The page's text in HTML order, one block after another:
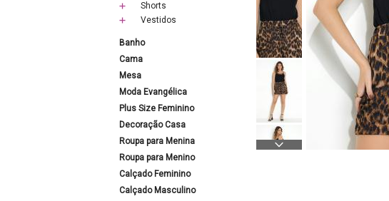
Shorts
Vestidos
Banho
Cama
Mesa
Moda Evangélica
Plus Size Feminino
Decoração Casa
Roupa para Menina
Roupa para Menino
Calçado Feminino
Calçado Masculino